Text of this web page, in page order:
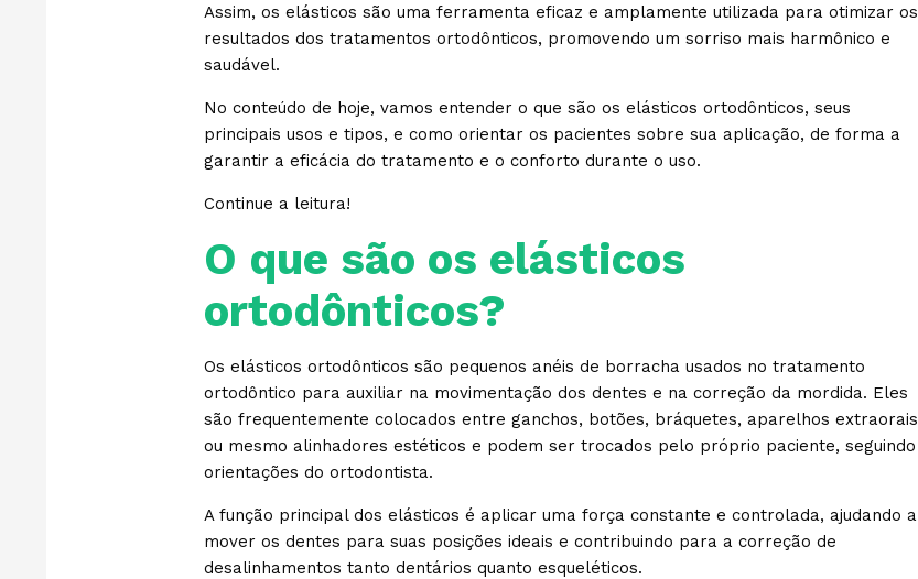
Assim, os elásticos são uma ferramenta eficaz e amplamente utilizada para otimizar os
resultados dos tratamentos ortodônticos, promovendo um sorriso mais harmônico e
saudável.
No conteúdo de hoje, vamos entender o que são os elásticos ortodônticos, seus
principais usos e tipos, e como orientar os pacientes sobre sua aplicação, de forma a
garantir a eficácia do tratamento e o conforto durante o uso.
Continue a leitura!
O que são os elásticos
ortodônticos?
Os elásticos ortodônticos são pequenos anéis de borracha usados no tratamento
ortodôntico para auxiliar na movimentação dos dentes e na correção da mordida. Eles
são frequentemente colocados entre ganchos, botões, bráquetes, aparelhos extraorais
ou mesmo alinhadores estéticos e podem ser trocados pelo próprio paciente, seguindo
orientações do ortodontista.
A função principal dos elásticos é aplicar uma força constante e controlada, ajudando a
mover os dentes para suas posições ideais e contribuindo para a correção de
desalinhamentos tanto dentários quanto esqueléticos.